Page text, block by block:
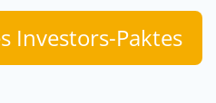
Investors-Paktes